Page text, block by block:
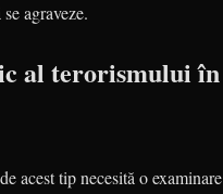
agraveze.
al terorismului în
acest tip necesită o